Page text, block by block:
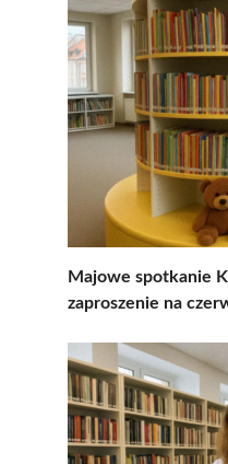
Majowe spotkanie
zaproszenie na